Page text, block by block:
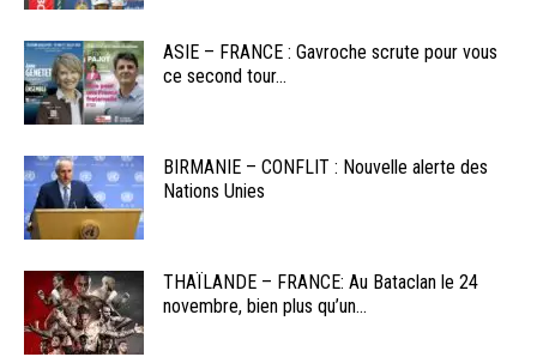
ASIE – FRANCE : Gavroche scrute pour vous
ce second tour...
BIRMANIE – CONFLIT : Nouvelle alerte des
Nations Unies
THAÏLANDE – FRANCE: Au Bataclan le 24
novembre, bien plus qu’un...